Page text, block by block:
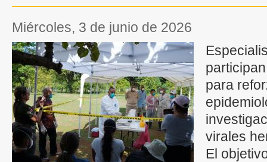
miércoles, 3 de junio de 2026
para
virales
El